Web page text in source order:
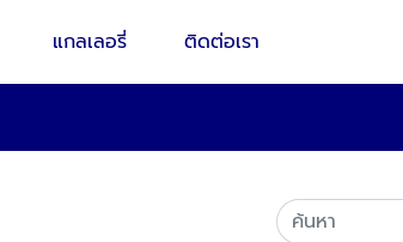
แกลเลอรี่ ติดต่อเรา